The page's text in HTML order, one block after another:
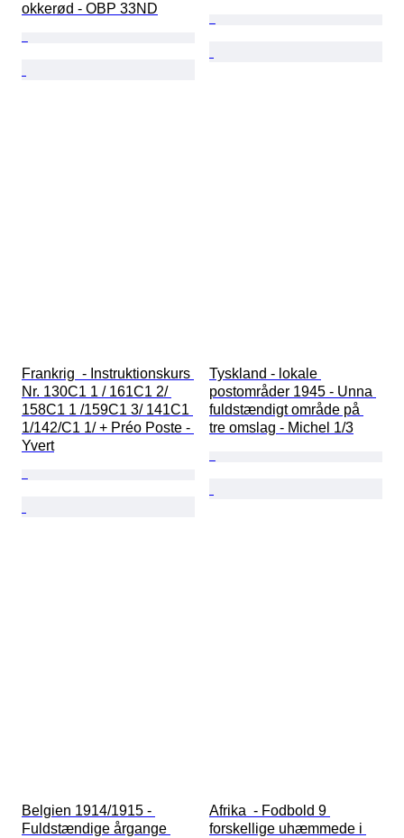
okkerød - OBP 33ND
Frankrig  - Instruktionskurs
Nr. 130C1 1 / 161C1 2/
158C1 1 /159C1 3/ 141C1
1/142/C1 1/ + Préo Poste -
Yvert
Tyskland - lokale
postområder 1945 - Unna
fuldstændigt område på
tre omslag - Michel 1/3
Belgien 1914/1915 -
Fuldstændige årgange
Afrika  - Fodbold 9
forskellige uhæmmede i